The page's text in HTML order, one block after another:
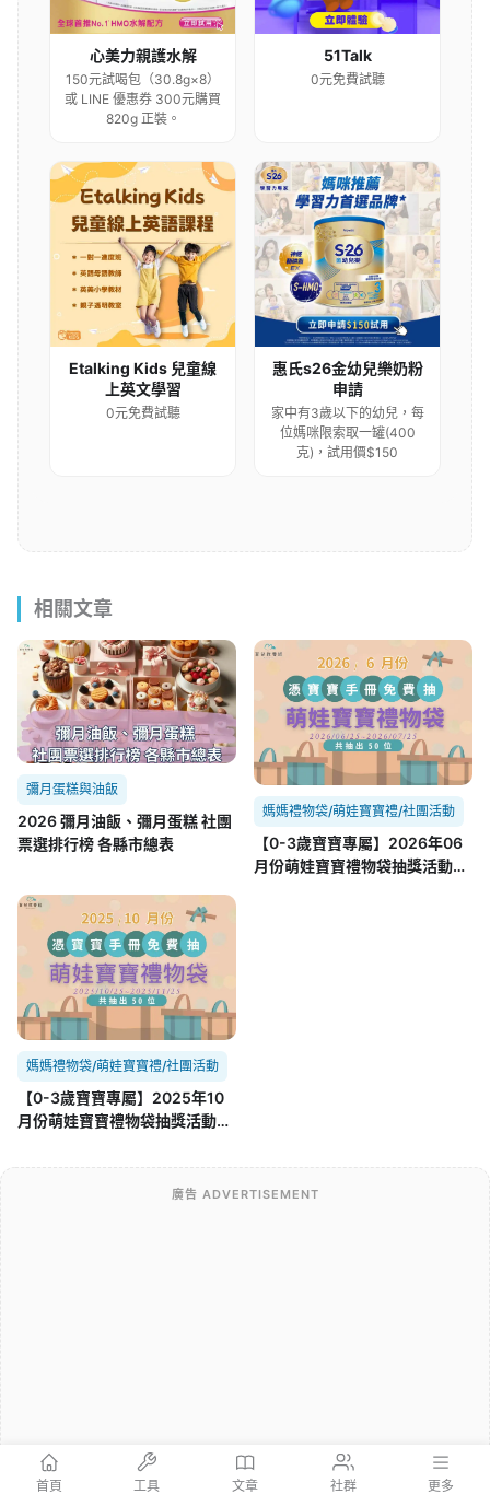
心美力親護水解
150元試喝包（30.8g×8）
或 LINE 優惠券 300元購買
820g 正裝。
51Talk
0元免費試聽
Etalking Kids 兒童線
上英文學習
0元免費試聽
惠氏s26金幼兒樂奶粉
申請
家中有3歲以下的幼兒，每
位媽咪限索取一罐(400
克)，試用價$150
相關文章
彌月蛋糕與油飯
2026 彌月油飯、彌月蛋糕 社團
票選排行榜 各縣市總表
媽媽禮物袋/萌娃寶寶禮/社團活動
【0-3歲寶寶專屬】2026年06
月份萌娃寶寶禮物袋抽獎活動
媽媽禮物袋/萌娃寶寶禮/社團活動
【0-3歲寶寶專屬】2025年10
月份萌娃寶寶禮物袋抽獎活動
首頁 工具 文章 社群 更多
廣告 ADVERTISEMENT